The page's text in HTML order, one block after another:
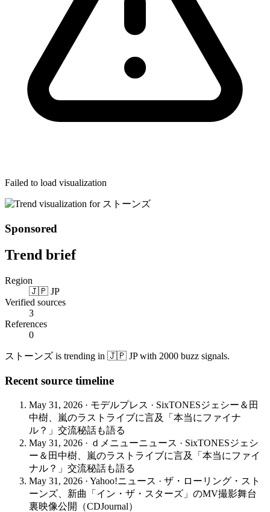
Failed to load visualization
Sponsored
Trend brief
Region
🇯🇵 JP
Verified sources
3
References
0
ストーンズ is trending in 🇯🇵 JP with 2000 buzz signals.
Recent source timeline
May 31, 2026 · モデルプレス · SixTONESジェシー＆田
中樹、嵐のラストライブに言及「本当にファイナ
ル？」交流秘話も語る
May 31, 2026 · ｄメニューニュース · SixTONESジェシ
ー＆田中樹、嵐のラストライブに言及「本当にファイ
ナル？」交流秘話も語る
May 31, 2026 · Yahoo!ニュース · ザ・ローリング・スト
ーンズ、新曲「イン・ザ・スターズ」のMV撮影舞台
裏映像公開（CDJournal）